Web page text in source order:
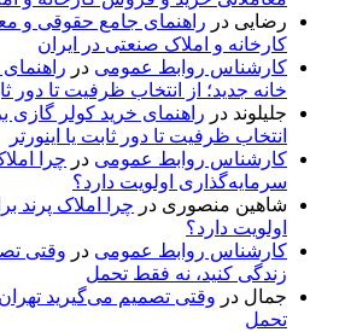
رضایی در راهنمای جامع حقوقی و
کارخانه و املاک صنعتی در ایران
کارشناس روابط عمومی در
خانه جدید؛ از انتخاب ظرفیت تا دور
جلیلوند در راهنمای خرید کولر گازی
انتخاب ظرفیت تا دور ثابت یا اینورتر
کارشناس روابط عمومی در چرا
سرمایه‌گذاری اولویت دارد؟
شاهین منصوری در چرا املاک پرند
اولویت دارد؟
کارشناس روابط عمومی در وقتی
زندگی کنید، نه فقط تحمل
جمال در وقتی تصمیم می‌گیرید
تحمل